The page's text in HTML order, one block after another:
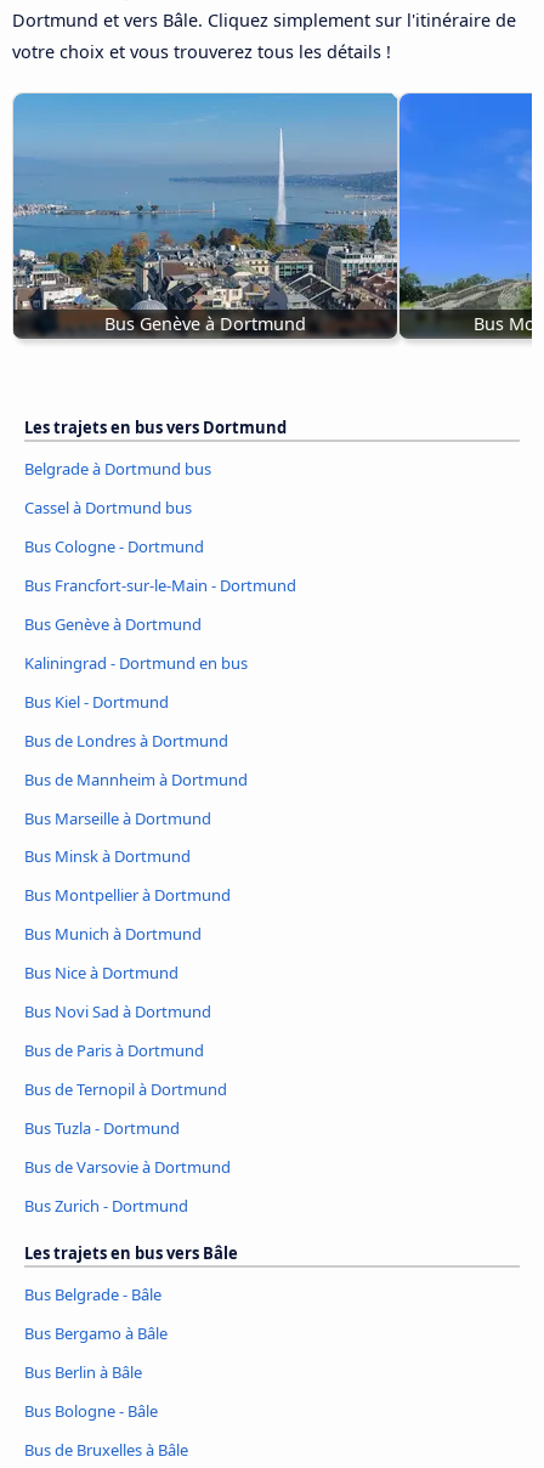
Dortmund et vers Bâle. Cliquez simplement sur l'itinéraire de
votre choix et vous trouverez tous les détails !
Bus Genève à Dortmund Bus
Les trajets en bus vers Dortmund
Belgrade à Dortmund bus
Cassel à Dortmund bus
Bus Cologne - Dortmund
Bus Francfort-sur-le-Main - Dortmund
Bus Genève à Dortmund
Kaliningrad - Dortmund en bus
Bus Kiel - Dortmund
Bus de Londres à Dortmund
Bus de Mannheim à Dortmund
Bus Marseille à Dortmund
Bus Minsk à Dortmund
Bus Montpellier à Dortmund
Bus Munich à Dortmund
Bus Nice à Dortmund
Bus Novi Sad à Dortmund
Bus de Paris à Dortmund
Bus de Ternopil à Dortmund
Bus Tuzla - Dortmund
Bus de Varsovie à Dortmund
Bus Zurich - Dortmund
Les trajets en bus vers Bâle
Bus Belgrade - Bâle
Bus Bergamo à Bâle
Bus Berlin à Bâle
Bus Bologne - Bâle
Bus de Bruxelles à Bâle